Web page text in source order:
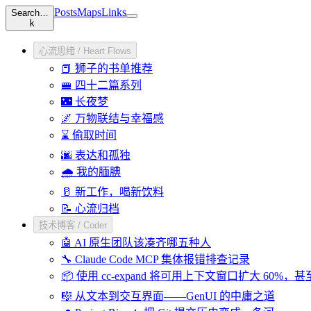
Search…
k
PostsMapsLinks
心流思绪 / Heart Flows
📕 狮子的书单推荐
🚝 四十二篇系列
🌃 长夜梦
🌌 万物联结与幸福感
⌛ 偷取时间
🌆 表达和孤独
🌧️ 我的腼腆
🥛 新工作，喝新饮料
📝 心流归档
技术博客 / Coder
🤖 AI 原生团队该凑齐哪五种人
🔧 Claude Code MCP 集体报错排查记录
📦 使用 cc-expand 将可用上下文窗口扩大 60%，甚
🎼 从文本到交互界面——GenUI 的中庸之道